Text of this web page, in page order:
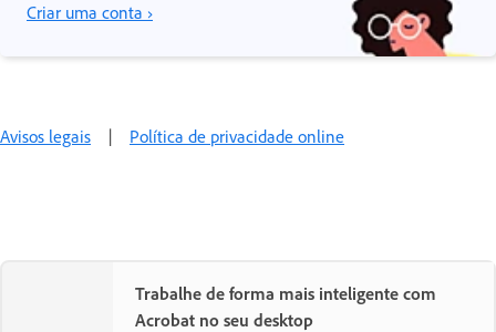
Criar uma conta ›
Avisos legais | Política de privacidade online
Trabalhe de forma mais inteligente com
Acrobat no seu desktop